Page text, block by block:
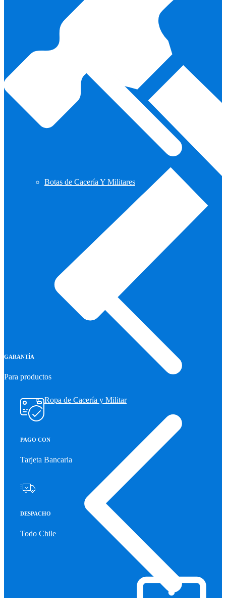
Botas de Cacería Y Militares
Ropa de Cacería y Militar
GARANTÍA
Para productos
PAGO CON
Tarjeta Bancaria
DESPACHO
Todo Chile